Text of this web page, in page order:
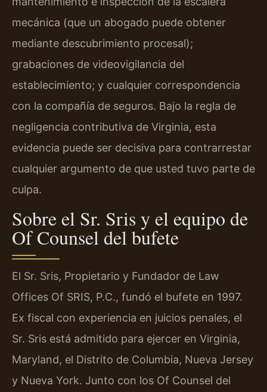
mecánica (que un abogado puede obtener
mediante descubrimiento procesal);
grabaciones de videovigilancia del
establecimiento; y cualquier correspondencia
con la compañía de seguros. Bajo la regla de
negligencia contributiva de Virginia, esta
evidencia puede ser decisiva para contrarrestar
cualquier argumento de que usted tuvo parte de
culpa.
Sobre el Sr. Sris y el equipo de
Of Counsel del bufete
El Sr. Sris, Propietario y Fundador de Law
Offices Of SRIS, P.C., fundó el bufete en 1997.
Ex fiscal con experiencia en juicios penales, el
Sr. Sris está admitido para ejercer en Virginia,
Maryland, el Distrito de Columbia, Nueva Jersey
y Nueva York. Junto con los Of Counsel del